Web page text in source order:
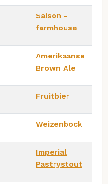
Saison -
farmhouse
Amerikaanse
Brown Ale
Fruitbier
Weizenbock
Imperial
Pastrystout